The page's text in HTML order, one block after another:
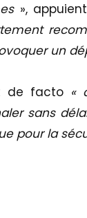
»,
un
de facto «
sans
pour la